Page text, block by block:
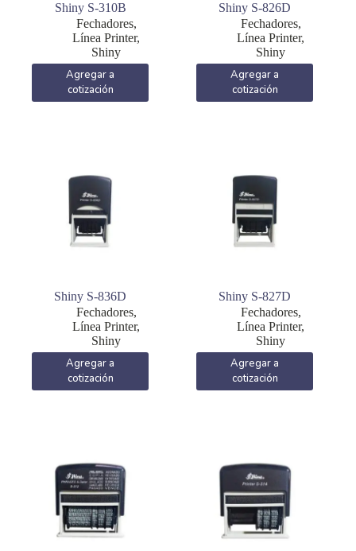
Shiny S-310B
Fechadores,
Línea Printer,
Shiny
Agregar a
cotización
Shiny S-826D
Fechadores,
Línea Printer,
Shiny
Agregar a
cotización
Shiny S-836D
Fechadores,
Línea Printer,
Shiny
Agregar a
cotización
Shiny S-827D
Fechadores,
Línea Printer,
Shiny
Agregar a
cotización